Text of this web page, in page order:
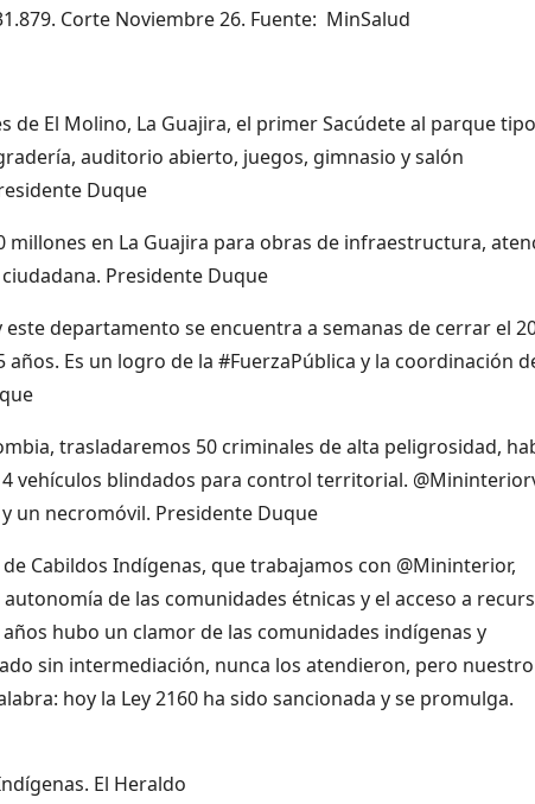
Corte Noviembre 26. Fuente: MinSalud
El Molino, La Guajira, el primer Sacúdete al parque
auditorio abierto, juegos, gimnasio y salón
Duque
en La Guajira para obras de infraestructura,
Presidente Duque
departamento se encuentra a semanas de cerrar el
Es un logro de la #FuerzaPública y la coordinación
trasladaremos 50 criminales de alta peligrosidad,
4 vehículos blindados para control territorial.
un necromóvil. Presidente Duque
Cabildos Indígenas, que trabajamos con @Mininterior,
de las comunidades étnicas y el acceso a
hubo un clamor de las comunidades indígenas y
sin intermediación, nunca los atendieron, pero nuestro
hoy la Ley 2160 ha sido sancionada y se promulga.
El Heraldo